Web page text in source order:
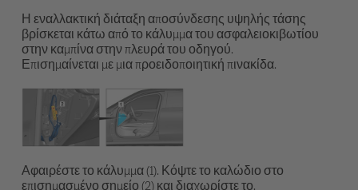
Η εναλλακτική διάταξη αποσύνδεσης υψηλής τάσης
βρίσκεται κάτω από το κάλυμμα του ασφαλειοκιβωτίου
στην καμπίνα στην πλευρά του οδηγού.
Επισημαίνεται με μια προειδοποιητική πινακίδα.
Αφαιρέστε το κάλυμμα (1). Κόψτε το καλώδιο στο
επισημασμένο σημείο (2) και διαχωρίστε το.